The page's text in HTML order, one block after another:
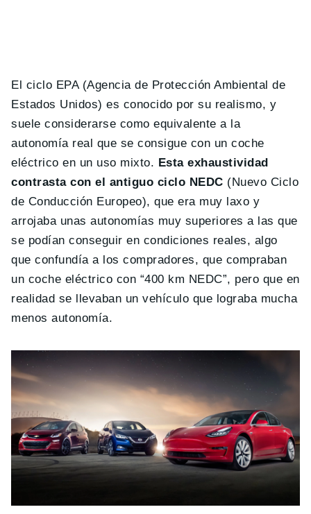
El ciclo EPA (Agencia de Protección Ambiental de
Estados Unidos) es conocido por su realismo, y
suele considerarse como equivalente a la
autonomía real que se consigue con un coche
eléctrico en un uso mixto. Esta exhaustividad
contrasta con el antiguo ciclo NEDC (Nuevo Ciclo
de Conducción Europeo), que era muy laxo y
arrojaba unas autonomías muy superiores a las que
se podían conseguir en condiciones reales, algo
que confundía a los compradores, que compraban
un coche eléctrico con “400 km NEDC”, pero que en
realidad se llevaban un vehículo que lograba mucha
menos autonomía.